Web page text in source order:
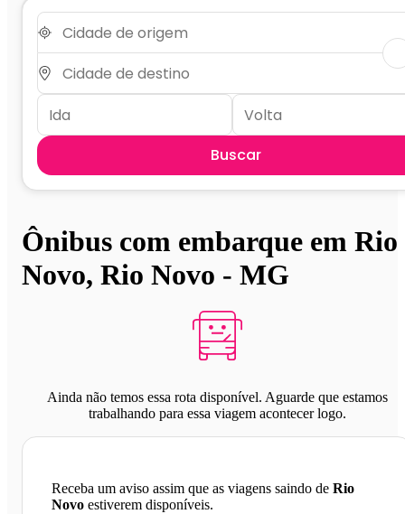
Buscar
Ônibus com embarque em Rio
Novo, Rio Novo - MG
Ainda não temos essa rota disponível. Aguarde que estamos
trabalhando para essa viagem acontecer logo.
Receba um aviso assim que as viagens saindo de Rio
Novo estiverem disponíveis.